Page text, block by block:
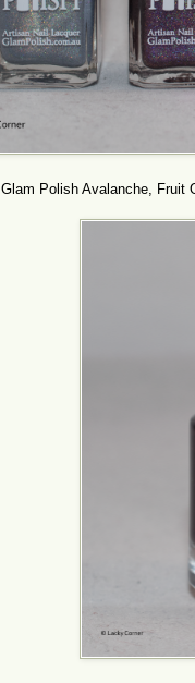
Glam Polish Avalanche, Fruit